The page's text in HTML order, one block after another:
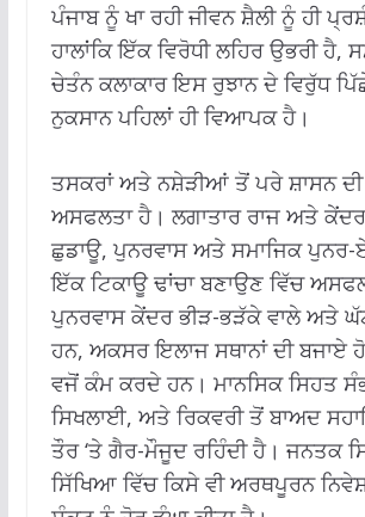
ਪੰਜਾਬ ਨੂੰ ਖਾ ਰਹੀ ਜੀਵਨ ਸ਼ੈਲੀ ਨੂੰ ਹੀ
ਹਾਲਾਂਕਿ ਇੱਕ ਵਿਰੋਧੀ ਲਹਿਰ ਉਭਰੀ ਹੈ,
ਚੇਤੰਨ ਕਲਾਕਾਰ ਇਸ ਰੁਝਾਨ ਦੇ ਵਿਰੁੱਧ
ਨੁਕਸਾਨ ਪਹਿਲਾਂ ਹੀ ਵਿਆਪਕ ਹੈ।
ਤਸਕਰਾਂ ਅਤੇ ਨਸ਼ੇੜੀਆਂ ਤੋਂ ਪਰੇ ਸ਼ਾਸਨ ਦੀ
ਅਸਫਲਤਾ ਹੈ। ਲਗਾਤਾਰ ਰਾਜ ਅਤੇ ਕੇਂਦਰ
ਛੁਡਾਊ, ਪੁਨਰਵਾਸ ਅਤੇ ਸਮਾਜਿਕ
ਇੱਕ ਟਿਕਾਊ ਢਾਂਚਾ ਬਣਾਉਣ ਵਿੱਚ
ਪੁਨਰਵਾਸ ਕੇਂਦਰ ਭੀੜ-ਭੜੱਕੇ ਵਾਲੇ ਅਤੇ
ਹਨ, ਅਕਸਰ ਇਲਾਜ ਸਥਾਨਾਂ ਦੀ ਬਜਾਏ
ਵਜੋਂ ਕੰਮ ਕਰਦੇ ਹਨ। ਮਾਨਸਿਕ ਸਿਹਤ
ਸਿਖਲਾਈ, ਅਤੇ ਰਿਕਵਰੀ ਤੋਂ ਬਾਅਦ
ਤੌਰ ‘ਤੇ ਗੈਰ-ਮੌਜੂਦ ਰਹਿੰਦੀ ਹੈ। ਜਨਤਕ
ਸਿੱਖਿਆ ਵਿੱਚ ਕਿਸੇ ਵੀ ਅਰਥਪੂਰਨ